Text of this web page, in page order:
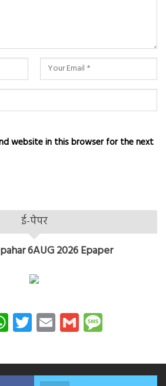
website in this browser for the next
ई-पेपर
6AUG 2026 Epaper
WhatsApp
Twitter
EmailGmail